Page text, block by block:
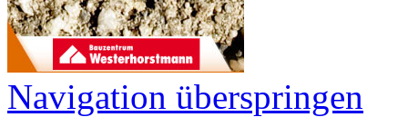
Navigation überspringen